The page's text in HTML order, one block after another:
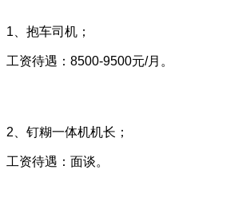
1、抱车司机；
工资待遇：8500-9500元/月。
2、钉糊一体机机长；
工资待遇：面谈。